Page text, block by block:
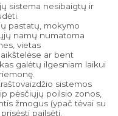
sistema nesibaigtų ir
pastatų, mokymo
namų numatoma
vietas
ar bent
galėtų ilgesniam laikui
sistemos
pėsčiųjų poilsio zonos,
žmogus (ypač tėvai su
pailsėti.